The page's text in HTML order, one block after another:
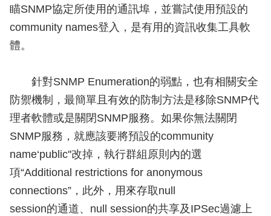
瞄SNMP協定所使用的通訊埠，並嘗試使用預設的
community names登入，是有用的資訊收集工具軟
體。
針對SNMP Enumeration的弱點，也有相關安全
防禦機制，最簡單且有效的防制方法是移除SNMP代
理者軟體或是關閉SNMP服務。如果你無法關閉
SNMP服務，就應該要將預設的community
name‘public''改掉，執行群組原則內的選
項“Additional restrictions for anonymous
connections”，此外，用來存取null
session的通道、null session的共享及IPSec過濾上